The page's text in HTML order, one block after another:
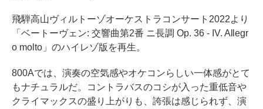
飛騨高山ヴィルトーゾオーケストラコンサート2022より
「ベートーヴェン: 交響曲第2番 ニ長調 Op. 36 - IV. Allegr
o molto」のハイレゾ版を再生。
800Aでは、演奏の空気感やオケコンらしい一体感がとて
もナチュラルだ。コントラバスのコシが入った重低音や
クライマックスの盛り上がりも、誇張は感じられず、演